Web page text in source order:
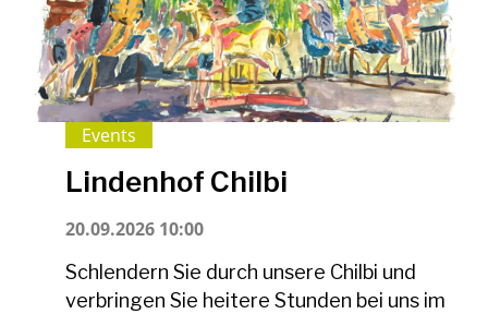
Events
Lindenhof Chilbi
20.09.2026 10:00
Schlendern Sie durch unsere Chilbi und
verbringen Sie heitere Stunden bei uns im